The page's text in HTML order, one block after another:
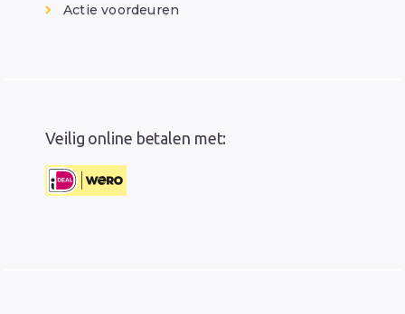
Actie voordeuren
Veilig online betalen met: